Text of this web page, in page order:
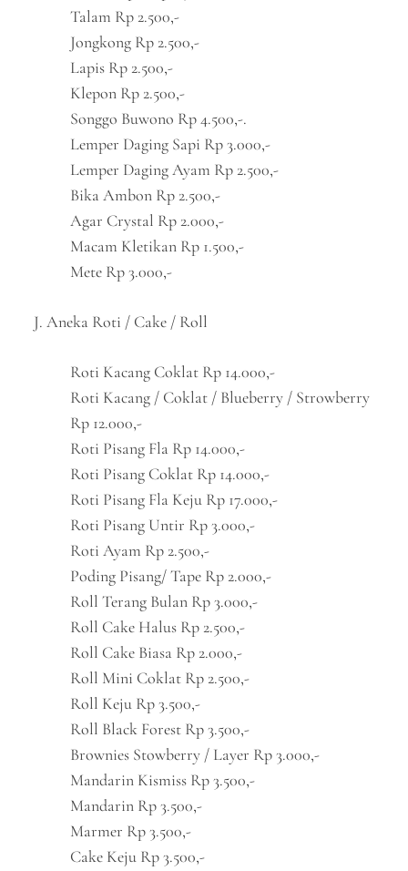
Talam Rp 2.500,-
Jongkong Rp 2.500,-
Lapis Rp 2.500,-
Klepon Rp 2.500,-
Songgo Buwono Rp 4.500,-.
Lemper Daging Sapi Rp 3.000,-
Lemper Daging Ayam Rp 2.500,-
Bika Ambon Rp 2.500,-
Agar Crystal Rp 2.000,-
Macam Kletikan Rp 1.500,-
Mete Rp 3.000,-
J. Aneka Roti / Cake / Roll
Roti Kacang Coklat Rp 14.000,-
Roti Kacang / Coklat / Blueberry / Strowberry
Rp 12.000,-
Roti Pisang Fla Rp 14.000,-
Roti Pisang Coklat Rp 14.000,-
Roti Pisang Fla Keju Rp 17.000,-
Roti Pisang Untir Rp 3.000,-
Roti Ayam Rp 2.500,-
Poding Pisang/ Tape Rp 2.000,-
Roll Terang Bulan Rp 3.000,-
Roll Cake Halus Rp 2.500,-
Roll Cake Biasa Rp 2.000,-
Roll Mini Coklat Rp 2.500,-
Roll Keju Rp 3.500,-
Roll Black Forest Rp 3.500,-
Brownies Stowberry / Layer Rp 3.000,-
Mandarin Kismiss Rp 3.500,-
Mandarin Rp 3.500,-
Marmer Rp 3.500,-
Cake Keju Rp 3.500,-